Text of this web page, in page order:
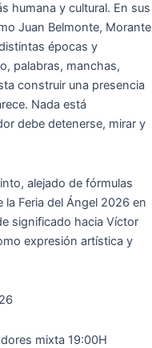
humana y cultural. En sus
Juan Belmonte, Morante
épocas y
palabras, manchas,
construir una presencia
Nada está
debe detenerse, mirar y
alejado de fórmulas
Feria del Ángel 2026 en
significado hacia Víctor
expresión artística y
mixta 19:00H